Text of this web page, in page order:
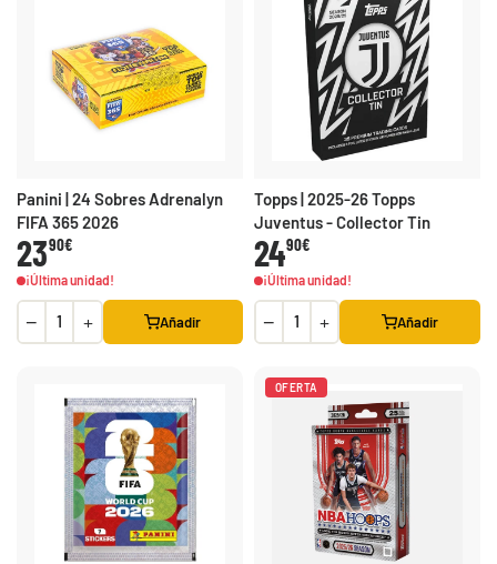
Panini | 24 Sobres Adrenalyn
FIFA 365 2026
2390€
¡Última unidad!
− + Añadir
Topps | 2025-26 Topps
Juventus - Collector Tin
2490€
¡Última unidad!
− + Añadir
OFERTA